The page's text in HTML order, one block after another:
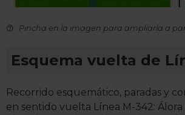
Pincha en la imagen para ampliarla a
Esquema vuelta de
Recorrido esquemático, paradas y
en sentido vuelta Línea M-342: Álora